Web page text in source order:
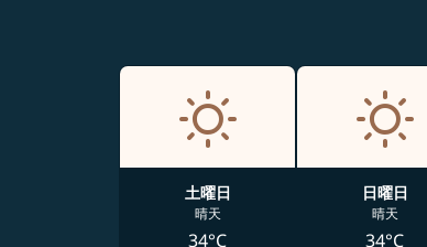
土曜日
晴天
34°C
日曜日
晴天
34°C